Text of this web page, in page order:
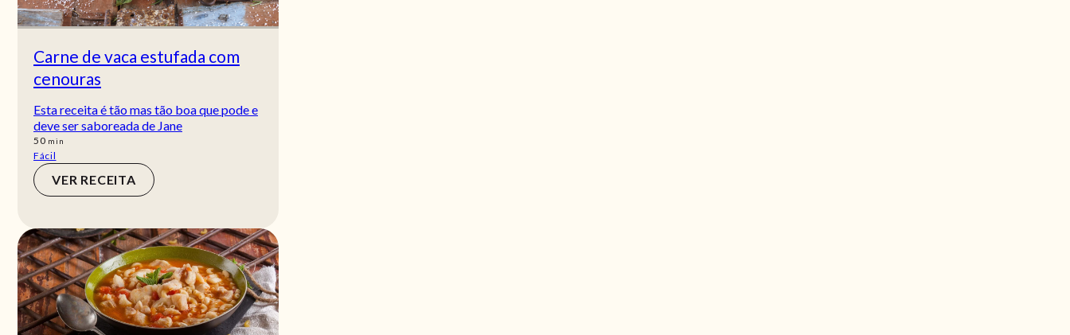
Carne de vaca estufada com
cenouras
Esta receita é tão mas tão boa que pode e
deve ser saboreada de Jane
50min
min
Fácil
VER RECEITA